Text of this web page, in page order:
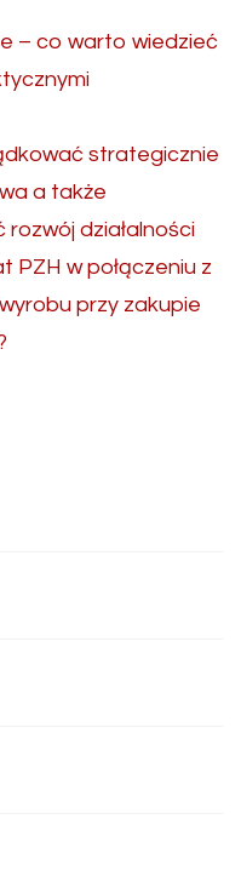
– co warto wiedzieć
strategicznie
a także
działalności
PZH w połączeniu z
przy zakupie